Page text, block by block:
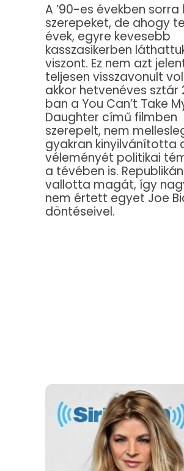
A ’90-es években
szerepeket, de ahogy
évek, egyre kevesebb
kasszasikerben
viszont. Ez nem azt
teljesen visszavonult
akkor hetvenéves sztár
ban a You Can’t Take
Daughter című filmben
szerepelt, nem
gyakran kinyilvánította
véleményét politikai
a tévében is.
vallotta magát, így
nem értett egyet Joe
döntéseivel.